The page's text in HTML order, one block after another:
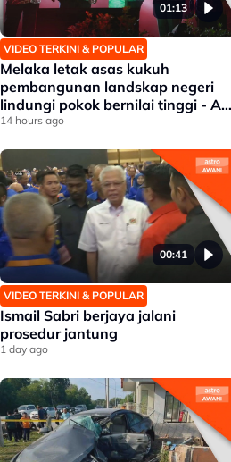
01:13
VIDEO TERKINI & POPULAR
Melaka letak asas kukuh
pembangunan landskap negeri
lindungi pokok bernilai tinggi - Ab
Rauf
14 hours ago
00:41
VIDEO TERKINI & POPULAR
Ismail Sabri berjaya jalani
prosedur jantung
1 day ago